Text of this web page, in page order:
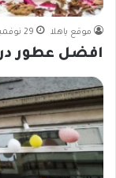
موقع ياهلا 29 نوفمبر، 2024
افضل عطور